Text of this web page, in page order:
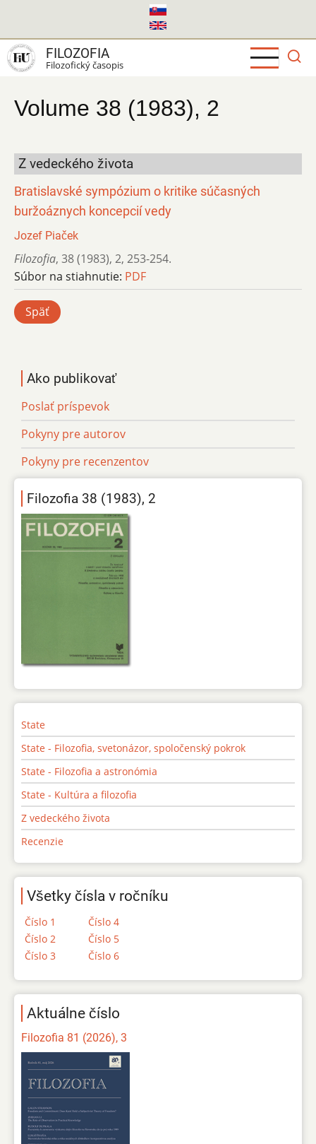
hlavný
obsah
FILOZOFIA
Filozofický časopis
Volume 38 (1983), 2
Z vedeckého života
Bratislavské sympózium o kritike súčasných
buržoáznych koncepcií vedy
Jozef Piaček
Filozofia, 38 (1983), 2, 253-254.
Súbor na stiahnutie: PDF
Späť
Ako publikovať
Poslať príspevok
Pokyny pre autorov
Pokyny pre recenzentov
Filozofia 38 (1983), 2
State
State - Filozofia, svetonázor, spoločenský pokrok
State - Filozofia a astronómia
State - Kultúra a filozofia
Z vedeckého života
Recenzie
Všetky čísla v ročníku
Číslo 1
Číslo 2
Číslo 3
Číslo 4
Číslo 5
Číslo 6
Aktuálne číslo
Filozofia 81 (2026), 3